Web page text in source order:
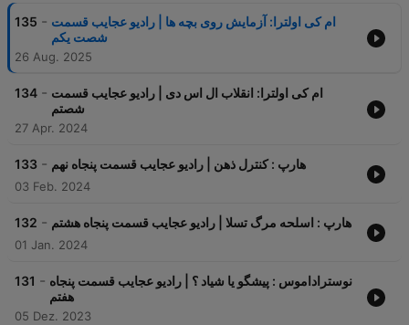
135 - ام کی اولترا: آزمایش روی بچه ها | رادیو عجایب قسمت
شصت یکم
26 Aug. 2025
134 - ام کی اولترا: انقلاب ال اس دی | رادیو عجایب قسمت
شصتم
27 Apr. 2024
133 - هارپ : کنترل ذهن | رادیو عجایب قسمت پنجاه نهم
03 Feb. 2024
132 - هارپ : اسلحه مرگ تسلا | رادیو عجایب قسمت پنجاه هشتم
01 Jan. 2024
131 - نوستراداموس : پیشگو یا شیاد ؟ | رادیو عجایب قسمت پنجاه
هفتم
05 Dez. 2023